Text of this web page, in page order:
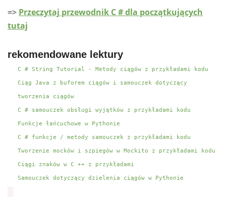
=> Przeczytaj przewodnik C # dla początkujących
tutaj
rekomendowane lektury
C # String Tutorial - Metody ciągów z przykładami kodu
Ciąg Java z buforem ciągów i samouczek dotyczący
tworzenia ciągów
C # samouczek obsługi wyjątków z przykładami kodu
Funkcje łańcuchowe w Pythonie
C # funkcje / metody samouczek z przykładami kodu
Tworzenie mocków i szpiegów w Mockito z przykładami kodu
Ciągi znaków w C ++ z przykładami
Samouczek dotyczący dzielenia ciągów w Pythonie